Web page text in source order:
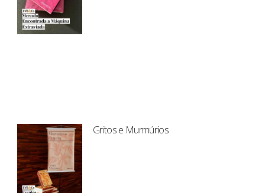
Gritos e Murmúrios